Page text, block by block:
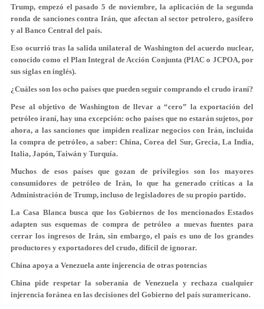
Trump, empezó el pasado 5 de noviembre, la aplicación de la segunda
ronda de sanciones contra Irán, que afectan al sector petrolero, gasífero
y al Banco Central del país.
Eso ocurrió tras la salida unilateral de Washington del acuerdo nuclear,
conocido como el Plan Integral de Acción Conjunta (PIAC o JCPOA, por
sus siglas en inglés).
¿Cuáles son los ocho países que pueden seguir comprando el crudo iraní?
Pese al objetivo de Washington de llevar a “cero” la exportación del
petróleo iraní, hay una excepción: ocho países que no estarán sujetos, por
ahora, a las sanciones que impiden realizar negocios con Irán, incluida
la compra de petróleo, a saber: China, Corea del Sur, Grecia, La India,
Italia, Japón, Taiwán y Turquía.
Muchos de esos países que gozan de privilegios son los mayores
consumidores de petróleo de Irán, lo que ha generado críticas a la
Administración de Trump, incluso de legisladores de su propio partido.
La Casa Blanca busca que los Gobiernos de los mencionados Estados
adapten sus esquemas de compra de petróleo a nuevas fuentes para
cerrar los ingresos de Irán, sin embargo, el país es uno de los grandes
productores y exportadores del crudo, difícil de ignorar.
China apoya a Venezuela ante injerencia de otras potencias
China pide respetar la soberanía de Venezuela y rechaza cualquier
injerencia foránea en las decisiones del Gobierno del país suramericano.